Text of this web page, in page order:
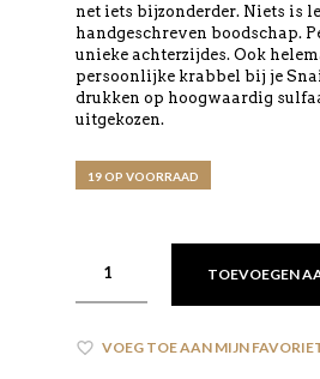
net iets bijzonderder. Niets is
handgeschreven boodschap.
unieke achterzijdes. Ook
persoonlijke krabbel bij je
drukken op hoogwaardig
uitgekozen.
19 OP VOORRAAD
TOEVOEGEN
VOEG TOE AAN MIJN